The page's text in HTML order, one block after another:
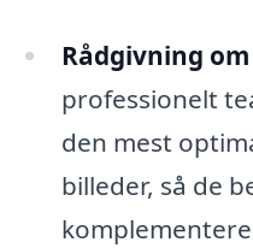
Rådgivning
professionelt
den mest
billeder, så de